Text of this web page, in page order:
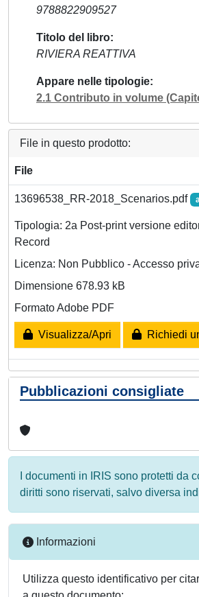
9788822909527
Titolo del libro
RIVIERA REATTIVA
Appare nelle tipologie
2.1 Contributo in volume
File in questo prodotto:
File
13696538_RR-2018_Scenarios.pdf
Tipologia: 2a Post-print versione
Record
Licenza: Non Pubblico - Accesso
Dimensione 678.93 kB
Formato Adobe PDF
Visualizza/Apri Richiedi
Pubblicazioni consigliate
I documenti in IRIS sono protetti da
diritti sono riservati, salvo diversa
Informazioni
Utilizza questo identificativo per